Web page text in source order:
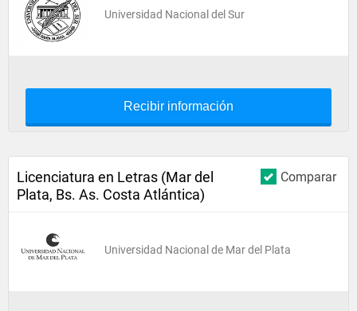
Universidad Nacional del Sur
Recibir información
Comparar
Licenciatura en Letras (Mar del
Plata, Bs. As. Costa Atlántica)
Universidad Nacional de Mar del Plata